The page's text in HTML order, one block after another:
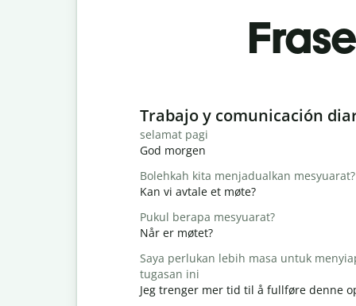
Slide 1 of 6
Trabajo y comunicación
selamat pagi
God morgen
Bolehkah kita menjadualkan mesyuarat?
Kan vi avtale et møte?
Pukul berapa mesyuarat?
Når er møtet?
Saya perlukan lebih masa untuk
tugasan ini
Jeg trenger mer tid til å fullføre denne